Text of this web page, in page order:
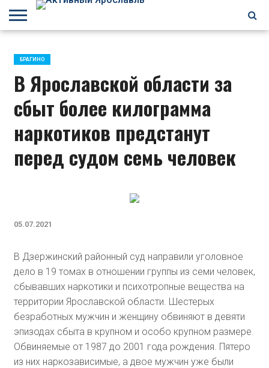
ЗАВОЛГА
КИРОВСКИЙ
НЕФТЕСТРОЙ
ПЕРЕКОП
ПЯТЕРКА
ФРУНЗЕНСКИЙ
ПРОЧЕЕ
БРАГИНО
В Ярославской области за
сбыт более килограмма
наркотиков предстанут
перед судом семь человек
05.07.2021
В Дзержинский районный суд направили уголовное
дело в 19 томах в отношении группы из семи человек,
сбывавших наркотики и психотропные вещества на
территории Ярославской области. Шестерых
безработных мужчин и женщину обвиняют в девяти
эпизодах сбыта в крупном и особо крупном размере.
Обвиняемые от 1987 до 2001 года рождения. Пятеро
из них наркозависимые, а двое мужчин уже были